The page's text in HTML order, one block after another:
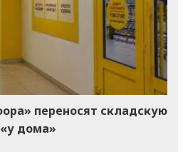
переносят складскую
дома»